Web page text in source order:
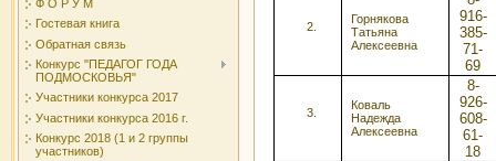
Ф О Р У М
Гостевая книга
Обратная связь
Конкурс "ПЕДАГОГ ГОДА
ПОДМОСКОВЬЯ"
Участники конкурса 2017
Участники конкурса 2016 г.
Конкурс 2018 (1 и 2 группы
участников)
Горнякова
Татьяна
Алексеевна
916-
385-
71-
69
Коваль
Надежда
Алексеевна
8-
926-
608-
61-
18